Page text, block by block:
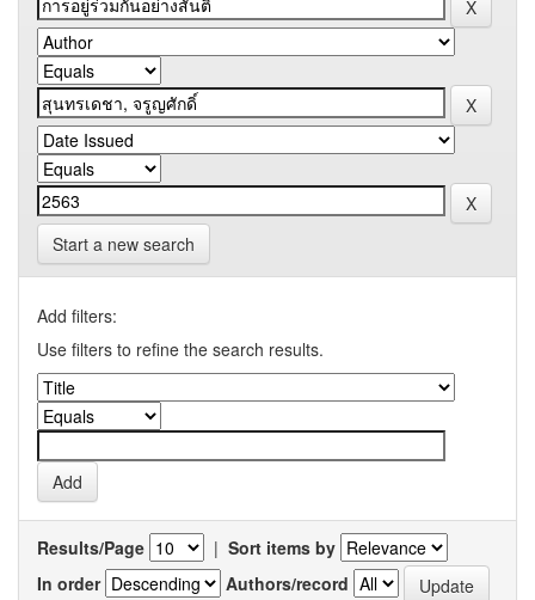
Start a new search
Add filters:
Use filters to refine the search results.
Results/Page | Sort items by
In order
Authors/record